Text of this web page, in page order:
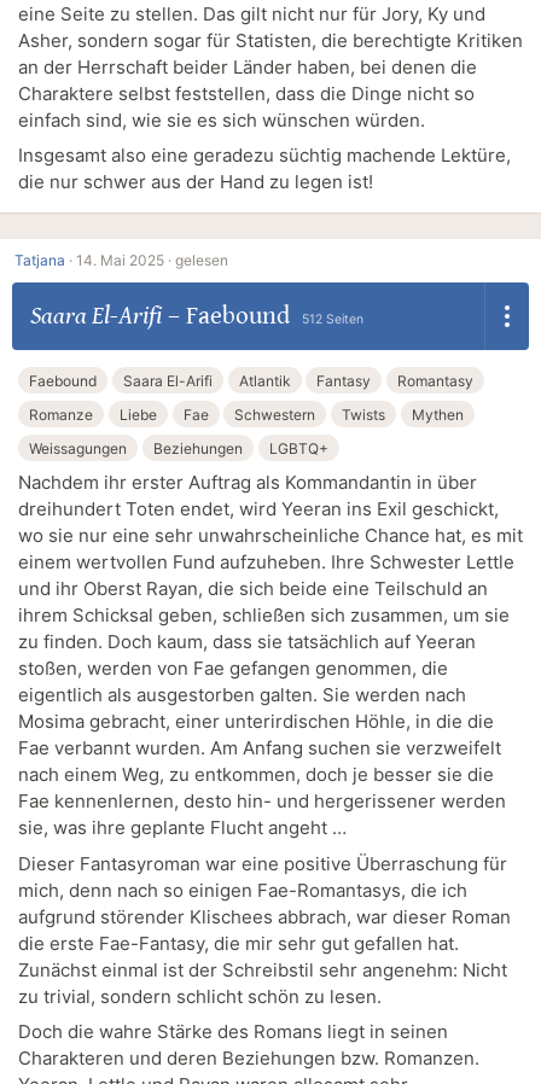
eine Seite zu stellen. Das gilt nicht nur für Jory, Ky und
Asher, sondern sogar für Statisten, die berechtigte Kritiken
an der Herrschaft beider Länder haben, bei denen die
Charaktere selbst feststellen, dass die Dinge nicht so
einfach sind, wie sie es sich wünschen würden.
Insgesamt also eine geradezu süchtig machende Lektüre,
die nur schwer aus der Hand zu legen ist!
Tatjana · 14. Mai 2025 · gelesen
Saara El-Arifi– Faebound 512 Seiten
Faebound Saara El-Arifi Atlantik Fantasy
Romantasy
Romanze
Liebe Fae Schwestern Twists
Mythen
Weissagungen
Beziehungen LGBTQ+
Nachdem ihr erster Auftrag als Kommandantin in über
dreihundert Toten endet, wird Yeeran ins Exil geschickt,
wo sie nur eine sehr unwahrscheinliche Chance hat, es mit
einem wertvollen Fund aufzuheben. Ihre Schwester Lettle
und ihr Oberst Rayan, die sich beide eine Teilschuld an
ihrem Schicksal geben, schließen sich zusammen, um sie
zu finden. Doch kaum, dass sie tatsächlich auf Yeeran
stoßen, werden von Fae gefangen genommen, die
eigentlich als ausgestorben galten. Sie werden nach
Mosima gebracht, einer unterirdischen Höhle, in die die
Fae verbannt wurden. Am Anfang suchen sie verzweifelt
nach einem Weg, zu entkommen, doch je besser sie die
Fae kennenlernen, desto hin- und hergerissener werden
sie, was ihre geplante Flucht angeht …
Dieser Fantasyroman war eine positive Überraschung für
mich, denn nach so einigen Fae-Romantasys, die ich
aufgrund störender Klischees abbrach, war dieser Roman
die erste Fae-Fantasy, die mir sehr gut gefallen hat.
Zunächst einmal ist der Schreibstil sehr angenehm: Nicht
zu trivial, sondern schlicht schön zu lesen.
Doch die wahre Stärke des Romans liegt in seinen
Charakteren und deren Beziehungen bzw. Romanzen.